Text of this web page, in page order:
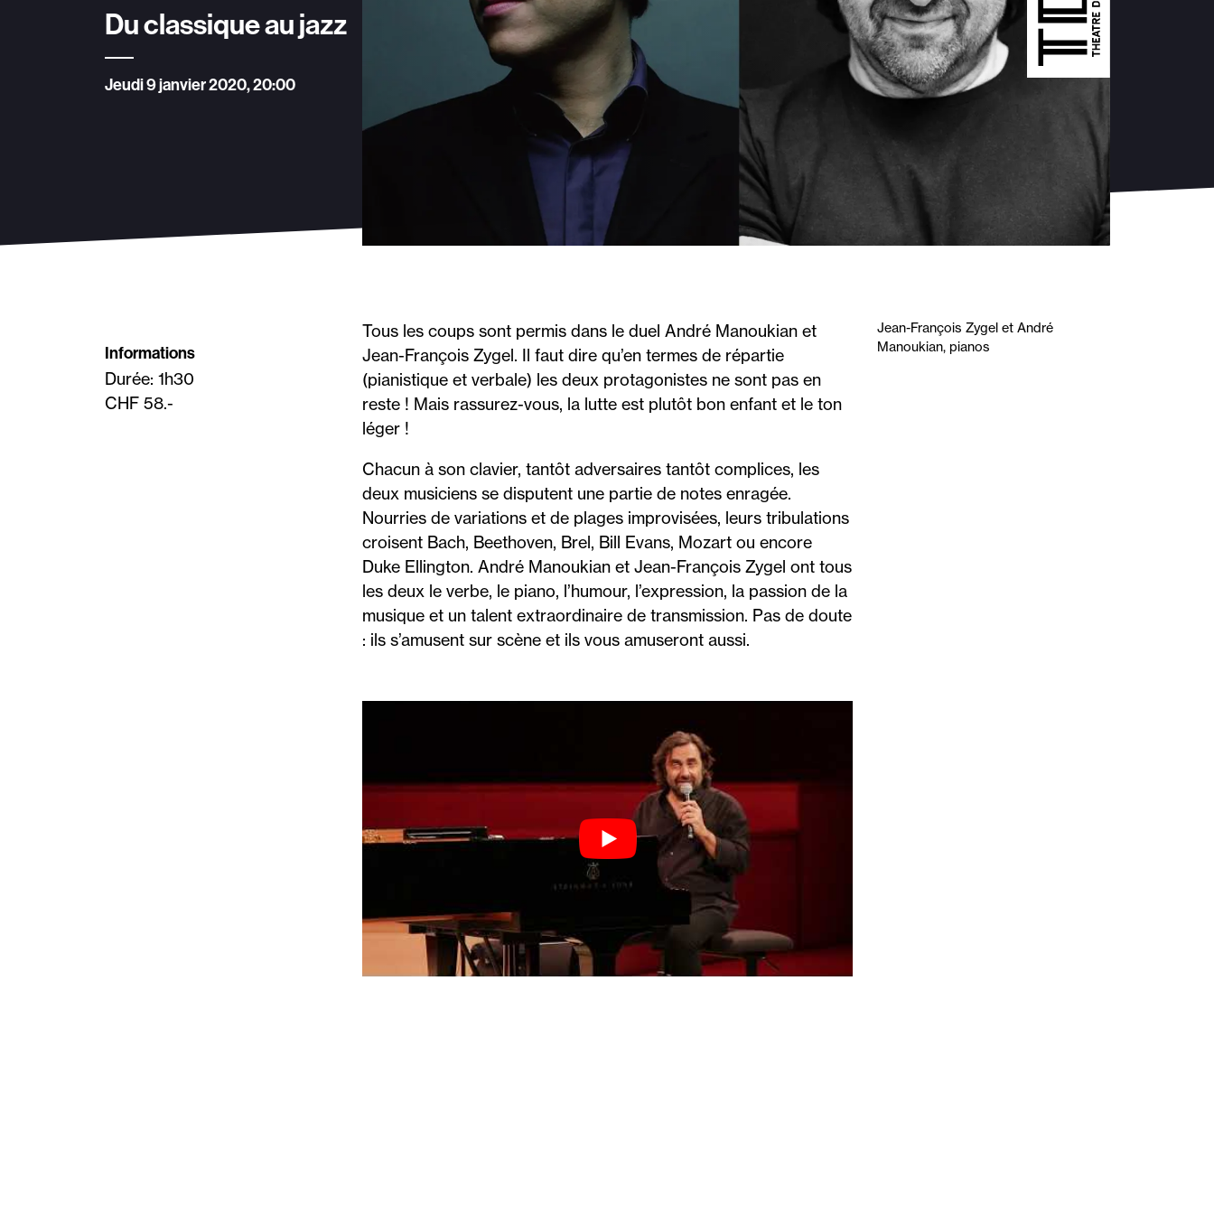
Du classique au jazz
Jeudi 9 janvier 2020, 20:00
Informations
Durée: 1h30
CHF 58.-
Tous les coups sont permis dans le duel André Manoukian et
Jean-François Zygel. Il faut dire qu’en termes de répartie
(pianistique et verbale) les deux protagonistes ne sont pas en
reste ! Mais rassurez-vous, la lutte est plutôt bon enfant et le ton
léger !
Chacun à son clavier, tantôt adversaires tantôt complices, les
deux musiciens se disputent une partie de notes enragée.
Nourries de variations et de plages improvisées, leurs tribulations
croisent Bach, Beethoven, Brel, Bill Evans, Mozart ou encore
Duke Ellington. André Manoukian et Jean-François Zygel ont tous
les deux le verbe, le piano, l’humour, l’expression, la passion de la
musique et un talent extraordinaire de transmission. Pas de doute
: ils s’amusent sur scène et ils vous amuseront aussi.
Jean-François Zygel et André
Manoukian, pianos